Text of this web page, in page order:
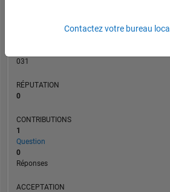
031
RÉPUTATION
0
CONTRIBUTIONS
1
Question
0
Réponses
ACCEPTATION
Contactez votre bureau local